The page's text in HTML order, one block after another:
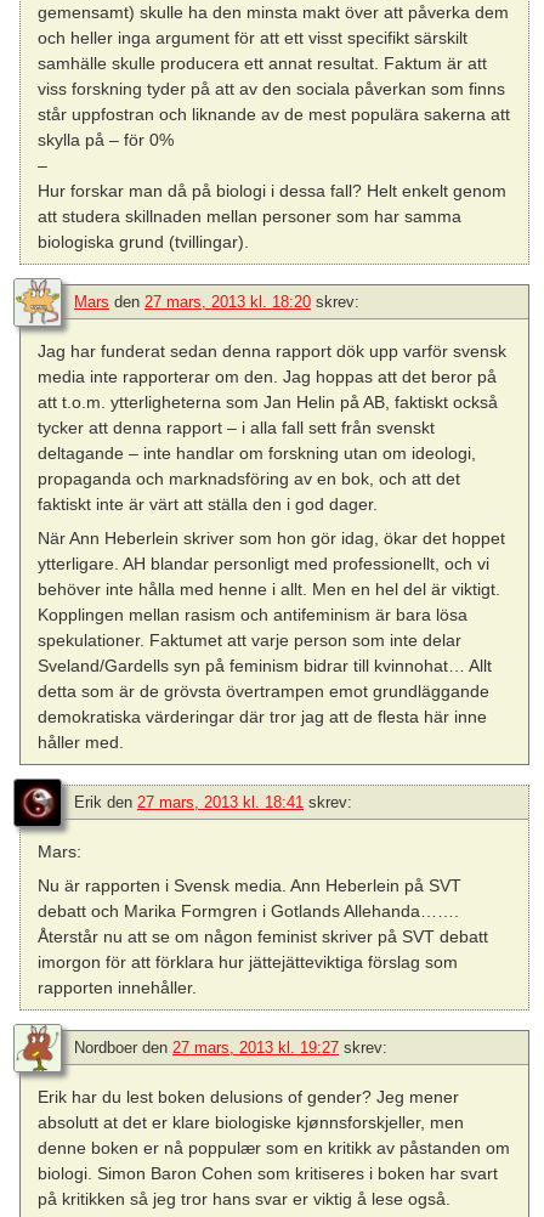
gemensamt) skulle ha den minsta makt över att påverka dem
och heller inga argument för att ett visst specifikt särskilt
samhälle skulle producera ett annat resultat. Faktum är att
viss forskning tyder på att av den sociala påverkan som finns
står uppfostran och liknande av de mest populära sakerna att
skylla på – för 0%
–
Hur forskar man då på biologi i dessa fall? Helt enkelt genom
att studera skillnaden mellan personer som har samma
biologiska grund (tvillingar).
Mars den 27 mars, 2013 kl. 18:20 skrev:
Jag har funderat sedan denna rapport dök upp varför svensk
media inte rapporterar om den. Jag hoppas att det beror på
att t.o.m. ytterligheterna som Jan Helin på AB, faktiskt också
tycker att denna rapport – i alla fall sett från svenskt
deltagande – inte handlar om forskning utan om ideologi,
propaganda och marknadsföring av en bok, och att det
faktiskt inte är värt att ställa den i god dager.
När Ann Heberlein skriver som hon gör idag, ökar det hoppet
ytterligare. AH blandar personligt med professionellt, och vi
behöver inte hålla med henne i allt. Men en hel del är viktigt.
Kopplingen mellan rasism och antifeminism är bara lösa
spekulationer. Faktumet att varje person som inte delar
Sveland/Gardells syn på feminism bidrar till kvinnohat… Allt
detta som är de grövsta övertrampen emot grundläggande
demokratiska värderingar där tror jag att de flesta här inne
håller med.
Erik den 27 mars, 2013 kl. 18:41 skrev:
Mars:
Nu är rapporten i Svensk media. Ann Heberlein på SVT
debatt och Marika Formgren i Gotlands Allehanda…….
Återstår nu att se om någon feminist skriver på SVT debatt
imorgon för att förklara hur jättejätteviktiga förslag som
rapporten innehåller.
Nordboer den 27 mars, 2013 kl. 19:27 skrev:
Erik har du lest boken delusions of gender? Jeg mener
absolutt at det er klare biologiske kjønnsforskjeller, men
denne boken er nå poppulær som en kritikk av påstanden om
biologi. Simon Baron Cohen som kritiseres i boken har svart
på kritikken så jeg tror hans svar er viktig å lese også.